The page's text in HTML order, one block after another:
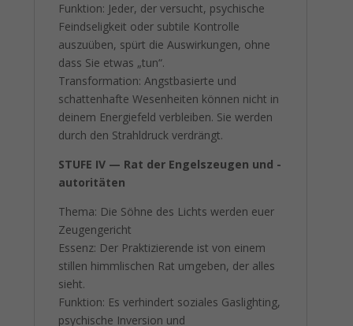
Funktion: Jeder, der versucht, psychische
Feindseligkeit oder subtile Kontrolle
auszuüben, spürt die Auswirkungen, ohne
dass Sie etwas „tun“.
Transformation: Angstbasierte und
schattenhafte Wesenheiten können nicht in
deinem Energiefeld verbleiben. Sie werden
durch den Strahldruck verdrängt.
STUFE IV — Rat der Engelszeugen und -
autoritäten
Thema: Die Söhne des Lichts werden euer
Zeugengericht
Essenz: Der Praktizierende ist von einem
stillen himmlischen Rat umgeben, der alles
sieht.
Funktion: Es verhindert soziales Gaslighting,
psychische Inversion und